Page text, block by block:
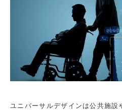
ユニバーサルデザインは公共施設